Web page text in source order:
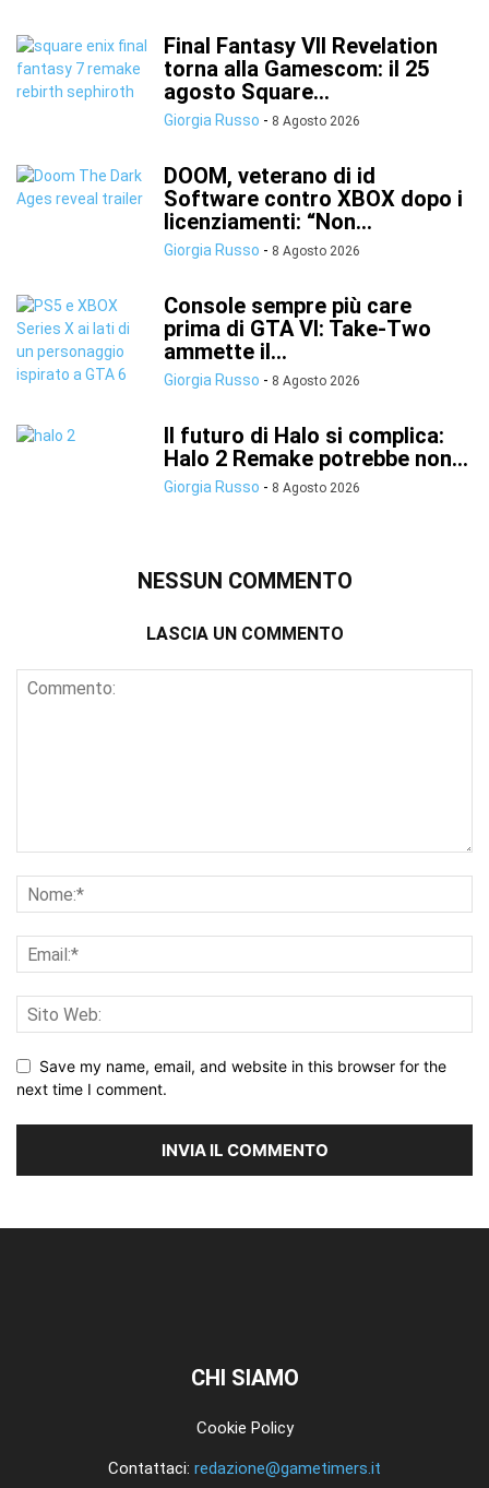
Final Fantasy VII Revelation
torna alla Gamescom: il 25
agosto Square...
Giorgia Russo - 8 Agosto 2026
DOOM, veterano di id
Software contro XBOX dopo i
licenziamenti: “Non...
Giorgia Russo - 8 Agosto 2026
Console sempre più care
prima di GTA VI: Take-Two
ammette il...
Giorgia Russo - 8 Agosto 2026
Il futuro di Halo si complica:
Halo 2 Remake potrebbe non...
Giorgia Russo - 8 Agosto 2026
NESSUN COMMENTO
LASCIA UN COMMENTO
Save my name, email, and website in this browser for the
next time I comment.
CHI SIAMO
Cookie Policy
Contattaci: redazione@gametimers.it